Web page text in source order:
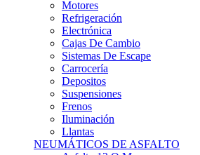
Motores
Refrigeración
Electrónica
Cajas De Cambio
Sistemas De Escape
Carrocería
Depositos
Suspensiones
Frenos
Iluminación
Llantas
NEUMÁTICOS DE ASFALTO